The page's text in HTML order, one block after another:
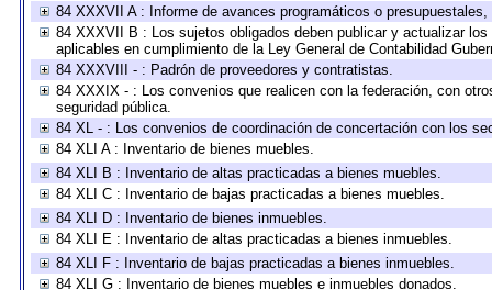
84 XXXVII A : Informe de avances programáticos o
84 XXXVII B : Los sujetos obligados deben publicar y actualizar
aplicables en cumplimiento de la Ley General de Contabilidad
84 XXXVIII - : Padrón de proveedores y contratistas.
84 XXXIX - : Los convenios que realicen con la federación, con
seguridad pública.
84 XL - : Los convenios de coordinación de concertación con los
84 XLI A : Inventario de bienes muebles.
84 XLI B : Inventario de altas practicadas a bienes muebles.
84 XLI C : Inventario de bajas practicadas a bienes muebles.
84 XLI D : Inventario de bienes inmuebles.
84 XLI E : Inventario de altas practicadas a bienes inmuebles.
84 XLI F : Inventario de bajas practicadas a bienes inmuebles.
84 XLI G : Inventario de bienes muebles e inmuebles donados.